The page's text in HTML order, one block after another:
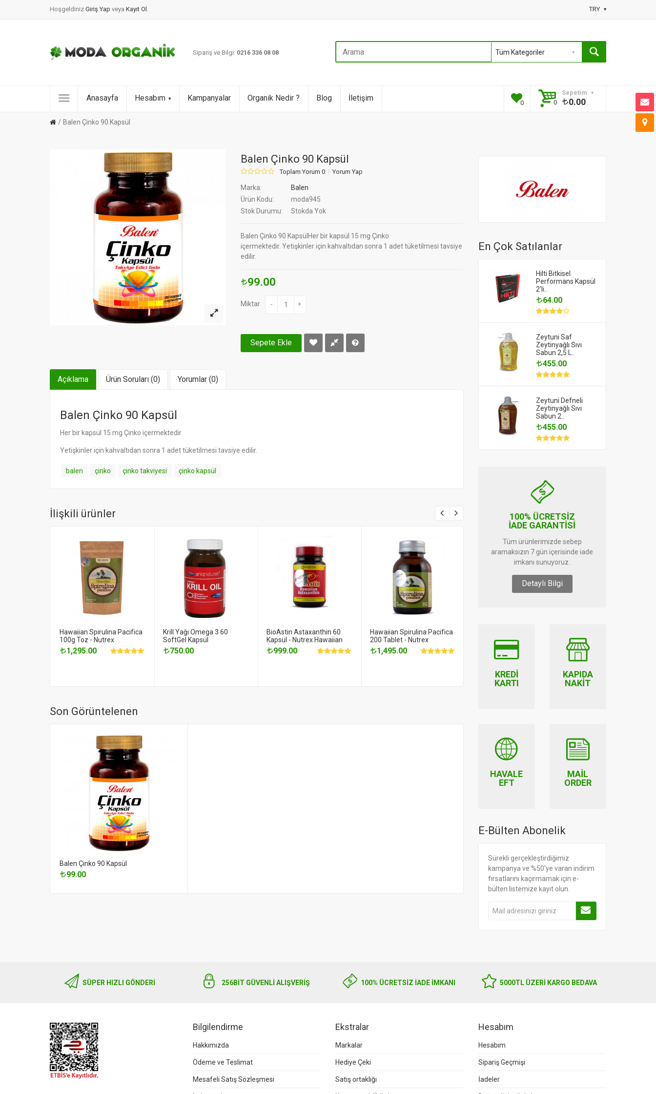
Hoşgeldiniz Giriş Yap veya Kayıt Ol . TRY
Sipariş ve Bilgi: 0216 336 08 08
Anasayfa Hesabım Kampanyalar Organik Nedir ? Blog İletişim
0
Sepetim
0
0.00
Balen Çinko 90 Kapsül
Balen Çinko 90 Kapsül
Toplam Yorum 0 Yorum Yap
Marka:
Balen
Ürün Kodu:
moda945
Stok Durumu:
Stokda Yok
Balen Çinko 90 KapsülHer bir kapsül 15 mg Çinko
içermektedir. Yetişkinler için kahvaltıdan sonra 1 adet tüketilmesi tavsiye
edilir.
99.00
Miktar - +
Sepete Ekle
Açıklama Ürün Soruları (0) Yorumlar (0)
Balen Çinko 90 Kapsül
Her bir kapsül 15 mg Çinko içermektedir.
Yetişkinler için kahvaltıdan sonra 1 adet tüketilmesi tavsiye edilir.
balen çinko çinko takviyesi çinko kapsül
İlişkili ürünler
Hawaiian Spirulina Pacifica
100g Toz - Nutrex
1,295.00
Krill Yağı Omega 3 60
SoftGel Kapsül
750.00
BioAstin Astaxanthin 60
Kapsül - Nutrex Hawaiian
999.00
Hawaiian Spirulina Pacifica
200 Tablet - Nutrex
1,495.00
Balık Yağı 200 Kapsül
189.00
Licaps - Aniqnaturals
Novasol Curcumin
389.00
Son Görüntelenen
Balen Çinko 90 Kapsül
99.00
En Çok Satılanlar
Hilti Bitkisel
Performans Kapsül
2'li..
64.00
Zeytuni Saf
Zeytinyağlı Sıvı
Sabun 2,5 L..
455.00
Zeytuni Defneli
Zeytinyağlı Sıvı
Sabun 2..
455.00
100% ÜCRETSİZ
İADE GARANTİSİ
Tüm ürünlerimizde sebep
aramaksızın 7 gün içerisinde iade
imkanı sunuyoruz.
Detaylı Bilgi
KREDI
KARTI
KAPIDA
NAKIT
HAVALE
EFT
MAIL
ORDER
E-Bülten Abonelik
Sürekli gerçekleştirdiğimiz
kampanya ve %50'ye varan indirim
fırsatlarını kaçırmamak için e-
bülten listemize kayıt olun.
SÜPER HIZLI GÖNDERI 256BIT GÜVENLİ ALIŞVERİŞ 100% ÜCRETSİZ İADE İMKANI 5000TL ÜZERI KARGO BEDAVA
Bilgilendirme
Hakkımızda
Ödeme ve Teslimat
Mesafeli Satış Sözleşmesi
Ekstralar
Markalar
Hediye Çeki
Satış ortaklığı
Hesabım
Hesabım
Sipariş Geçmişi
İadeler